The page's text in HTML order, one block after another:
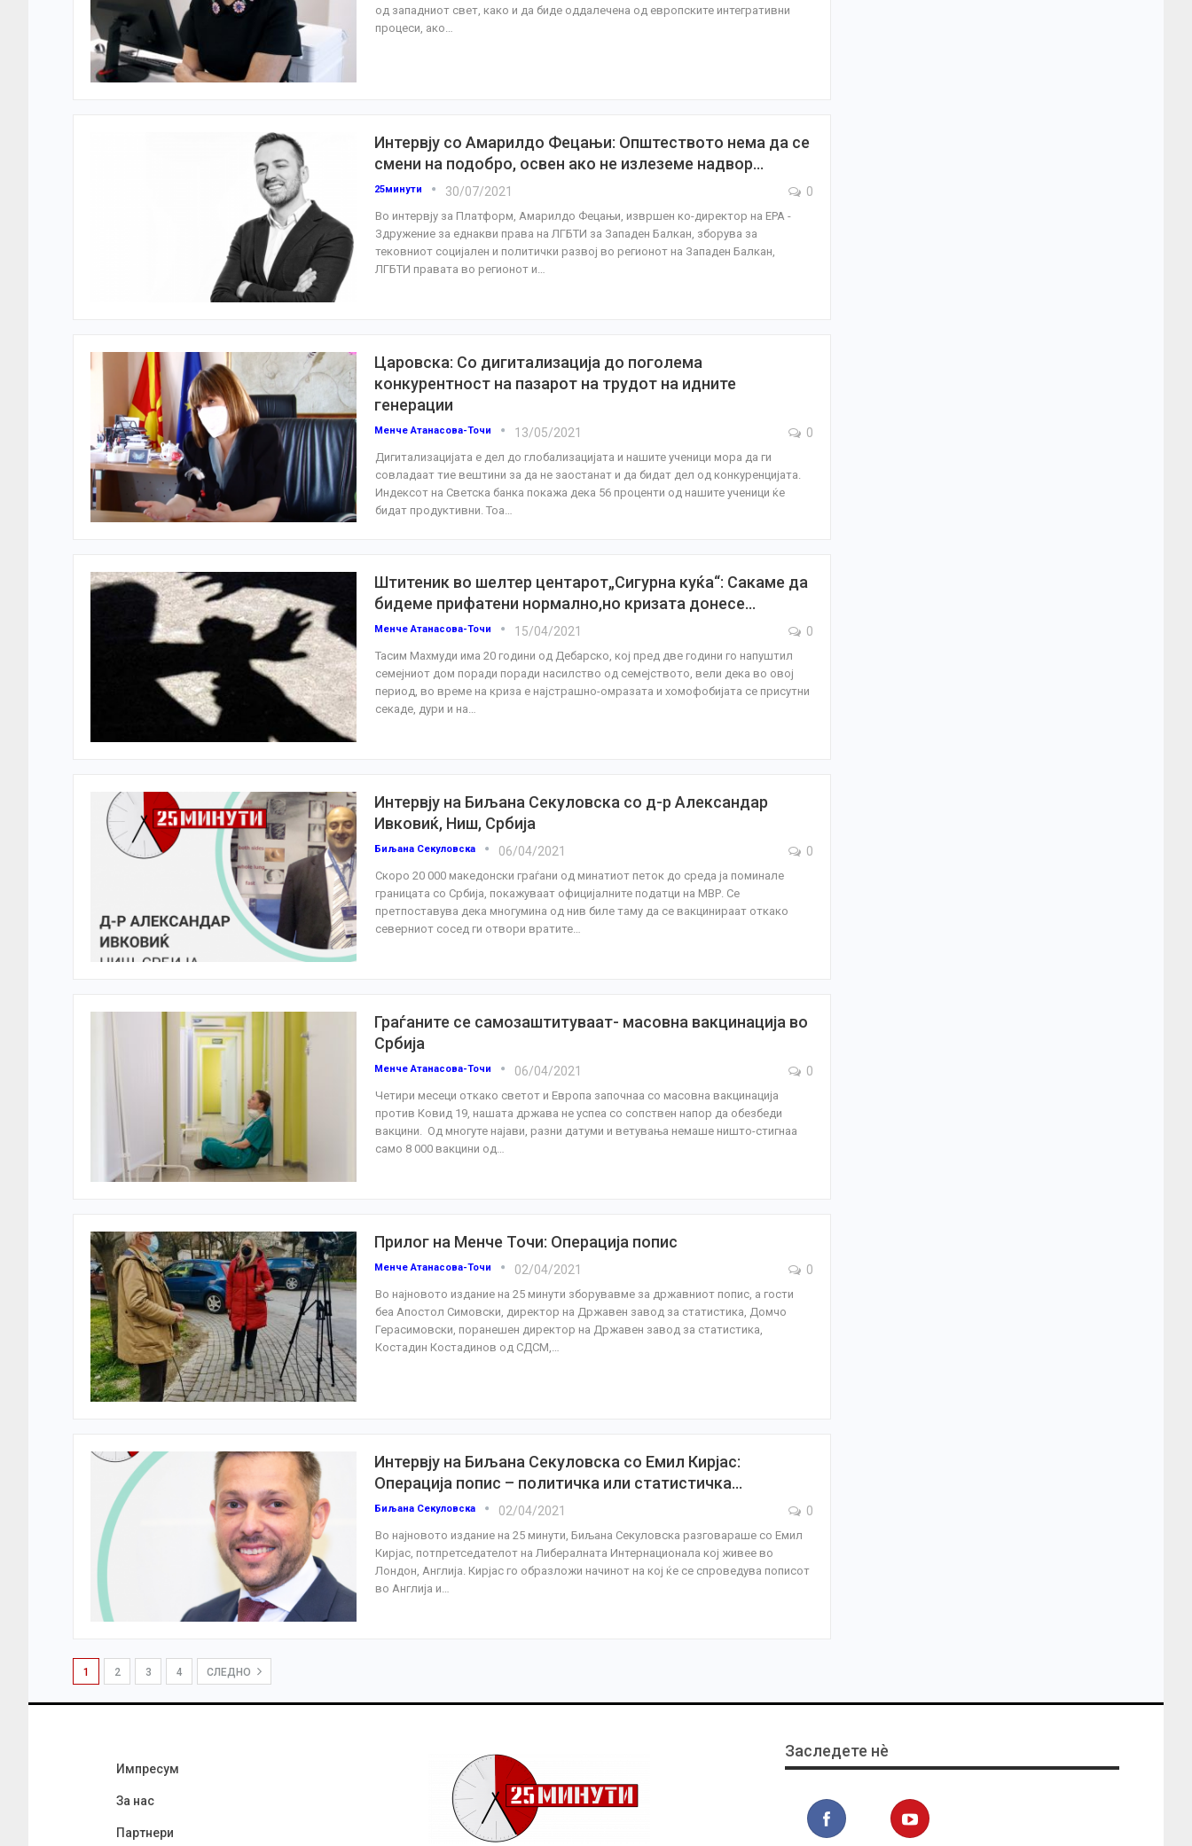
од западниот свет, како и да биде оддалечена од европските интегративни
процеси, ако…
Интервју со Амарилдо Фецањи: Општеството нема да се
смени на подобро, освен ако не излеземе надвор…
25минути 30/07/2021 0
Во интервју за Платформ, Амарилдо Фецањи, извршен ко-директор на ЕРА -
Здружение за еднакви права на ЛГБТИ за Западен Балкан, зборува за
тековниот социјален и политички развој во регионот на Западен Балкан,
ЛГБТИ правата во регионот и…
Царовска: Со дигитализација до поголема
конкурентност на пазарот на трудот на идните
генерации
Менче Атанасова-Точи 13/05/2021 0
Дигитализацијата е дел до глобализацијата и нашите ученици мора да ги
совладаат тие вештини за да не заостанат и да бидат дел од конкуренцијата.
Индексот на Светска банка покажа дека 56 проценти од нашите ученици ќе
бидат продуктивни. Тоа…
Штитеник во шелтер центарот„Сигурна куќа“: Сакаме да
бидеме прифатени нормално,но кризата донесе…
Менче Атанасова-Точи 15/04/2021 0
Тасим Махмуди има 20 години од Дебарско, кој пред две години го напуштил
семејниот дом поради поради насилство од семејството, вели дека во овој
период, во време на криза е најстрашно-омразата и хомофобијата се присутни
секаде, дури и на…
Интервју на Биљана Секуловска со д-р Александар
Ивковиќ, Ниш, Србија
Биљана Секуловска 06/04/2021 0
Скоро 20 000 македонски граѓани од минатиот петок до среда ја поминале
границата со Србија, покажуваат официјалните податци на МВР. Се
претпоставува дека многумина од нив биле таму да се вакцинираат откако
северниот сосед ги отвори вратите…
Граѓаните се самозаштитуваат- масовна вакцинација во
Србија
Менче Атанасова-Точи 06/04/2021 0
Четири месеци откако светот и Европа започнаа со масовна вакцинација
против Ковид 19, нашата држава не успеа со сопствен напор да обезбеди
вакцини. Од многуте најави, разни датуми и ветувања немаше ништо-стигнаа
само 8 000 вакцини од…
Прилог на Менче Точи: Операција попис
Менче Атанасова-Точи 02/04/2021 0
Во најновото издание на 25 минути зборувавме за државниот попис, а гости
беа Апостол Симовски, директор на Државен завод за статистика, Домчо
Герасимовски, поранешен директор на Државен завод за статистика,
Костадин Костадинов од СДСМ,…
Интервју на Биљана Секуловска со Емил Кирјас:
Операција попис – политичка или статистичка…
Биљана Секуловска 02/04/2021 0
Во најновото издание на 25 минути, Биљана Секуловска разговараше со Емил
Кирјас, потпретседателот на Либералната Интернационала кој живее во
Лондон, Англија. Кирјас го образложи начинот на кој ќе се спроведува пописот
во Англија и…
1 2 3 4 СЛЕДНО
Импресум
За нас
Партнери
Заследете нѐ